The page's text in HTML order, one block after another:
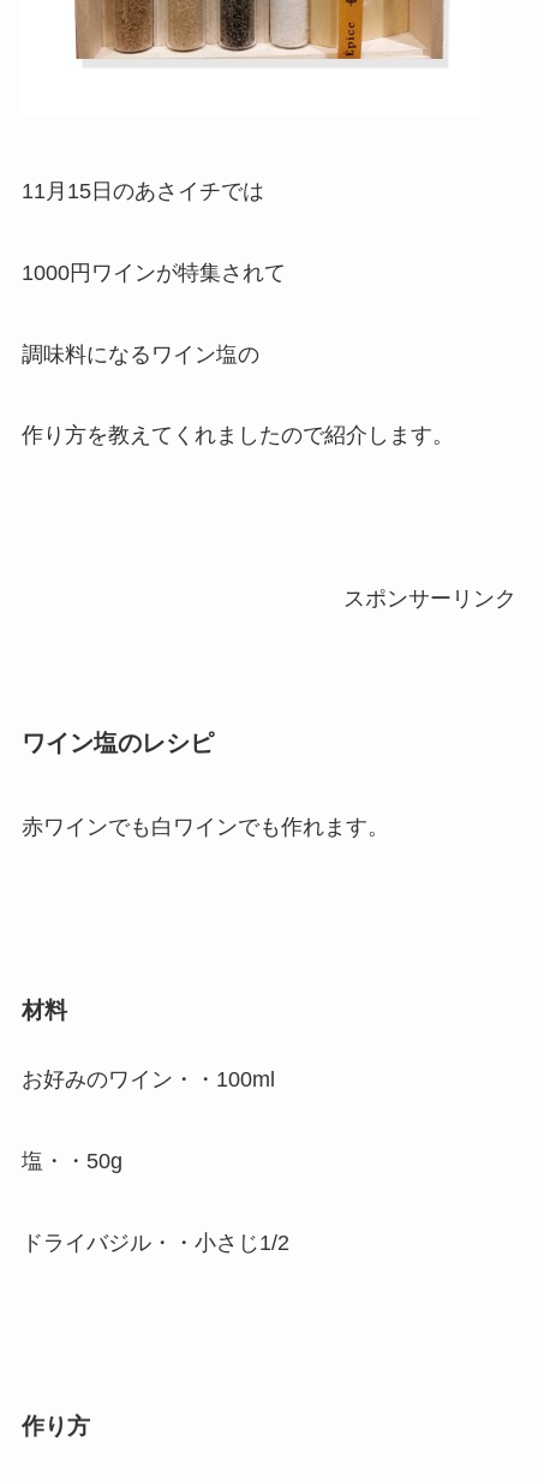
11月15日のあさイチでは
1000円ワインが特集されて
調味料になるワイン塩の
作り方を教えてくれましたので紹介します。
スポンサーリンク
ワイン塩のレシピ
赤ワインでも白ワインでも作れます。
材料
お好みのワイン・・100ml
塩・・50g
ドライバジル・・小さじ1/2
作り方